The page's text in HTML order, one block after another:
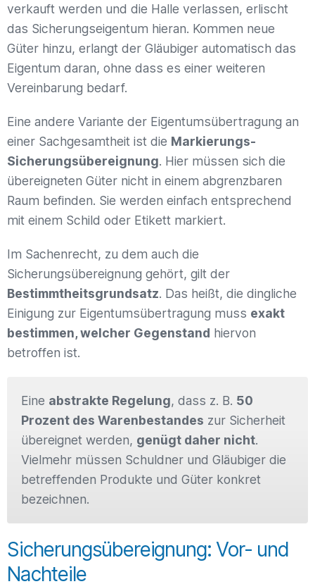
verkauft werden und die Halle verlassen, erlischt
das Sicherungseigentum hieran. Kommen neue
Güter hinzu, erlangt der Gläubiger automatisch das
Eigentum daran, ohne dass es einer weiteren
Vereinbarung bedarf.
Eine andere Variante der Eigentumsübertragung an
einer Sachgesamtheit ist die Markierungs-
Sicherungsübereignung. Hier müssen sich die
übereigneten Güter nicht in einem abgrenzbaren
Raum befinden. Sie werden einfach entsprechend
mit einem Schild oder Etikett markiert.
Im Sachenrecht, zu dem auch die
Sicherungsübereignung gehört, gilt der
Bestimmtheitsgrundsatz. Das heißt, die dingliche
Einigung zur Eigentumsübertragung muss exakt
bestimmen, welcher Gegenstand hiervon
betroffen ist.
Eine abstrakte Regelung, dass z. B. 50
Prozent des Warenbestandes zur Sicherheit
übereignet werden, genügt daher nicht.
Vielmehr müssen Schuldner und Gläubiger die
betreffenden Produkte und Güter konkret
bezeichnen.
Sicherungsübereignung: Vor- und
Nachteile